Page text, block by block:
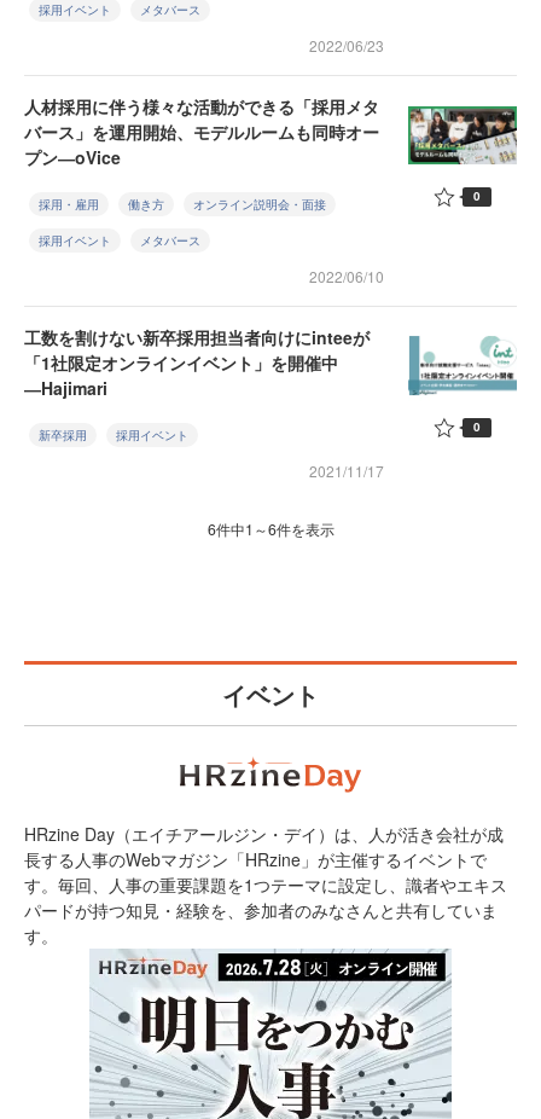
採用イベント メタバース
2022/06/23
人材採用に伴う様々な活動ができる「採用メタ
バース」を運用開始、モデルルームも同時オー
プン―oVice
採用・雇用 働き方 オンライン説明会・面接
採用イベント メタバース
2022/06/10
0
工数を割けない新卒採用担当者向けにinteeが
「1社限定オンラインイベント」を開催中
―Hajimari
新卒採用 採用イベント
2021/11/17
0
6件中1～6件を表示
イベント
HRzine Day（エイチアールジン・デイ）は、人が活き会社が成
長する人事のWebマガジン「HRzine」が主催するイベントで
す。毎回、人事の重要課題を1つテーマに設定し、識者やエキス
パードが持つ知見・経験を、参加者のみなさんと共有していま
す。